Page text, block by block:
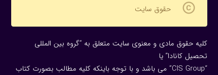
copyright حقوق سایت
کلیه حقوق مادی و معنوی سایت متعلق به “گروه بین المللی
تحصیل کانادا” یا
“CIS Group” می باشد و با توجه باینکه کلیه مطالب بصورت کتاب